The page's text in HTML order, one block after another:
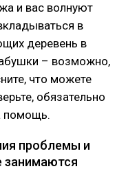
и вас волнуют
в
деревень в
– возможно,
что можете
обязательно
помощь.
проблемы и
занимаются